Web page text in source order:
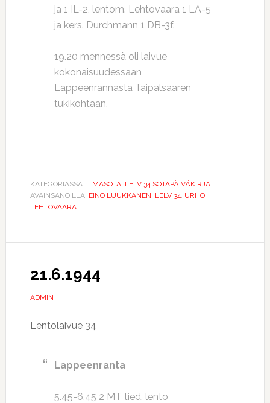
ja 1 IL-2, lentom. Lehtovaara 1 LA-5
ja kers. Durchmann 1 DB-3f.
19.20 mennessä oli laivue
kokonaisuudessaan
Lappeenrannasta Taipalsaaren
tukikohtaan.
KATEGORIASSA: ILMASOTA, LELV 34 SOTAPÄIVÄKIRJAT
AVAINSANOILLA: EINO LUUKKANEN, LELV 34, URHO
LEHTOVAARA
21.6.1944
ADMIN
Lentolaivue 34
Lappeenranta
5.45-6.45 2 MT tied. lento